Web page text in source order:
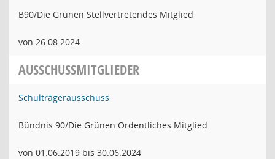
B90/Die Grünen Stellvertretendes Mitglied
von 26.08.2024
AUSSCHUSSMITGLIEDER
Schulträgerausschuss
Bündnis 90/Die Grünen Ordentliches Mitglied
von 01.06.2019 bis 30.06.2024